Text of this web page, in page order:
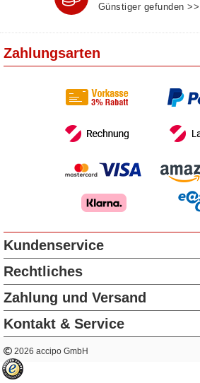
Günstiger gefunden
Zahlungsarten
Kundenservice
Rechtliches
Zahlung und Versand
Kontakt & Service
2026 accipo GmbH